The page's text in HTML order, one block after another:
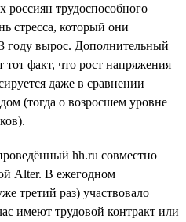
россиян трудоспособного
стресса, который они
году вырос. Дополнительный
тот факт, что рост напряжения
даже в сравнении
(тогда о возросшем уровне
hh.ru совместно
Alter. В ежегодном
третий раз) участвовало
имеют трудовой контракт или